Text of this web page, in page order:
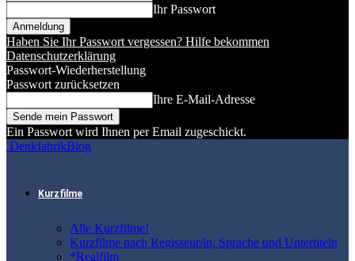
Ihr Passwort
Haben Sie Ihr Passwort vergessen? Hilfe bekommen
Datenschutzerklärung
Passwort-Wiederherstellung
Passwort zurücksetzen
Ihre E-Mail-Adresse
Ein Passwort wird Ihnen per Email zugeschickt.
DenkfabrikBlog
Kurzfilme
Alle Kurzfilme!
Kurzfilme nach Regisseur/in, Sprache und Untertiteln
*Realfilm